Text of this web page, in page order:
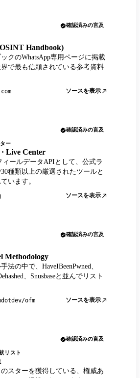
確認済みの言及
Handbook)
クのWhatsApp専用ページに掲載
で最も信頼されている参考資料
ソースを表示
確認済みの言及
ー
Live Center
ィールデータAPIとして、公式ラ
種類以上の厳選されたツールと
います。
ソースを表示
確認済みの言及
Methodology
法の中で、HaveIBeenPwned、
、Snusbaseと並んでリスト
ofm ソースを表示
確認済みの言及
リスト
スターを獲得している、権威あ